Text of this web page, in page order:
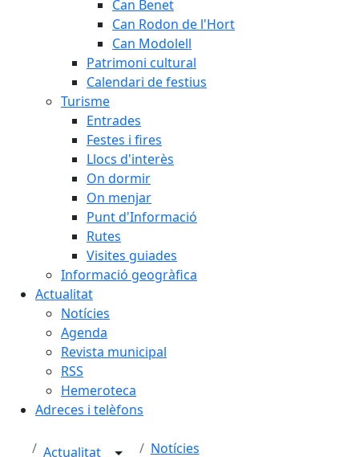
Can Benet
Can Rodon de l'Hort
Can Modolell
Patrimoni cultural
Calendari de festius
Turisme
Entrades
Festes i fires
Llocs d'interès
On dormir
On menjar
Punt d'Informació
Rutes
Visites guiades
Informació geogràfica
Actualitat
Notícies
Agenda
Revista municipal
RSS
Hemeroteca
Adreces i telèfons
Actualitat Notícies